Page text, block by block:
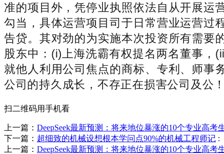
准的项目外，凭停业执照依法自从开展运
勾当，具体运营项目司于日常营业运营过
告贷。其对劲的为实施本次投资所有需要
股东中：(i)上海洗霸有权提名两名董事，
就他人利用公司焦点的商标、专利、师事
公司的持久成长，不存正在损害公司及公！
扫二维码用手机看
上一篇： DeepSeek最新预测：将来地位暴涨的10个专业高考
下一篇： 超细致的机械设想根本学问点90%的机械工程师记 :
上一篇： DeepSeek最新预测：将来地位暴涨的10个专业高考